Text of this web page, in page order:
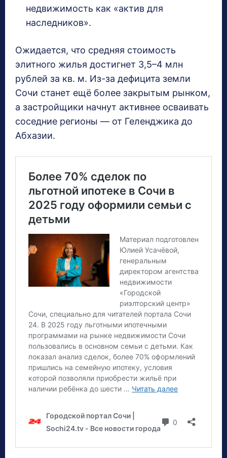
недвижимость как «актив для
наследников».
Ожидается, что средняя стоимость
элитного жилья достигнет 3,5–4 млн
рублей за кв. м. Из-за дефицита земли
Сочи станет ещё более закрытым рынком,
а застройщики начнут активнее осваивать
соседние регионы — от Геленджика до
Абхазии.